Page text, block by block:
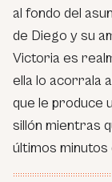
al fondo del
de Diego y su
Victoria es
ella lo acorrala
que le produce
sillón mientras
últimos minutos